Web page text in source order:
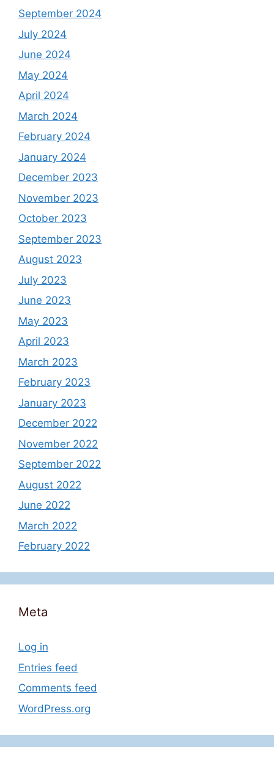
September 2024
July 2024
June 2024
May 2024
April 2024
March 2024
February 2024
January 2024
December 2023
November 2023
October 2023
September 2023
August 2023
July 2023
June 2023
May 2023
April 2023
March 2023
February 2023
January 2023
December 2022
November 2022
September 2022
August 2022
June 2022
March 2022
February 2022
Meta
Log in
Entries feed
Comments feed
WordPress.org